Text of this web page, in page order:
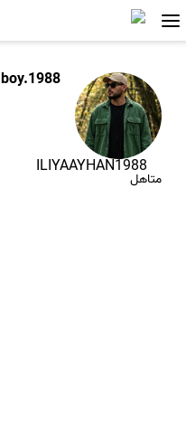
boy.1988
ILIYAAYHAN1988
متاهل